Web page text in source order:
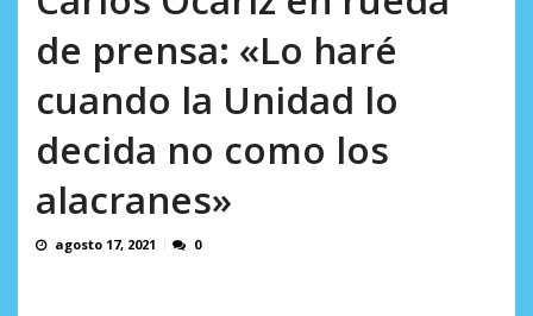
de prensa: «Lo haré
cuando la Unidad lo
decida no como los
alacranes»
agosto 17, 2021 0